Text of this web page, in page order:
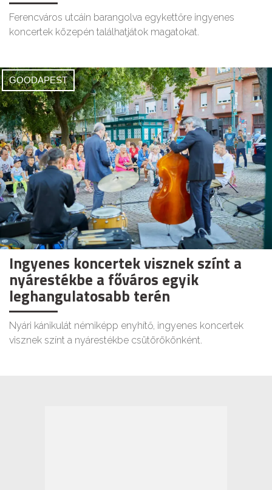
Ferencváros utcáin barangolva egykettőre ingyenes
koncertek közepén találhatjátok magatokat.
GOODAPEST
Ingyenes koncertek visznek színt a
nyárestékbe a főváros egyik
leghangulatosabb terén
Nyári kánikulát némiképp enyhítő, ingyenes koncertek
visznek színt a nyárestékbe csütörökönként.